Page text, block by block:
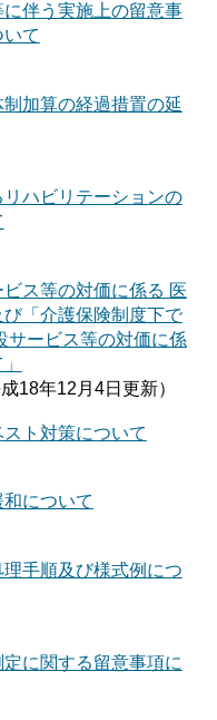
に伴う実施上の留意事
て
加算の経過措置の延
ハビリテーションの
ビス等の対価に係る 医
「介護保険制度下で
サービス等の対価に係
18年12月4日更新）
ト対策について
について
手順及び様式例につ
に関する留意事項に